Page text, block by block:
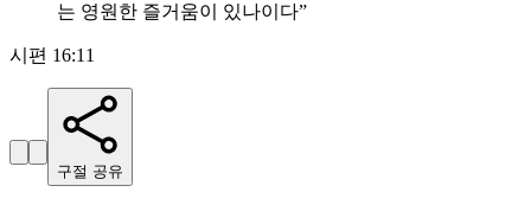
는 영원한 즐거움이 있나이다”
시편 16:11
구절 공유